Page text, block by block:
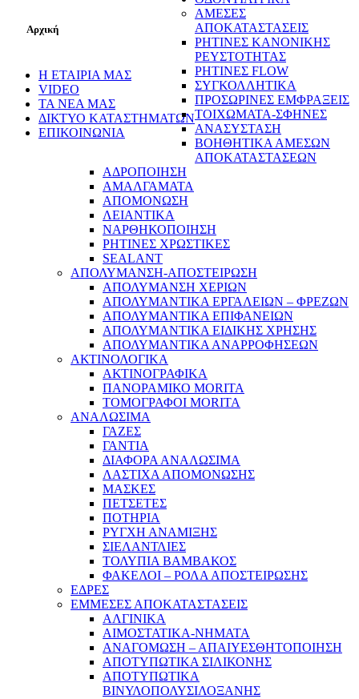
Αρχική
Η ΕΤΑΙΡΙΑ ΜΑΣ
VIDEO
ΤΑ ΝΕΑ ΜΑΣ
ΔΙΚΤΥΟ ΚΑΤΑΣΤΗΜΑΤΩΝ
ΕΠΙΚΟΙΝΩΝΙΑ
ΑΜΕΣΕΣ
ΑΠΟΚΑΤΑΣΤΑΣΕΙΣ
ΡΗΤΙΝΕΣ ΚΑΝΟΝΙΚΗΣ
ΡΕΥΣΤΟΤΗΤΑΣ
ΡΗΤΙΝΕΣ FLOW
ΣΥΓΚΟΛΛΗΤΙΚΑ
ΠΡΟΣΩΡΙΝΕΣ ΕΜΦΡΑΞΕΙΣ
ΤΟΙΧΩΜΑΤΑ-ΣΦΗΝΕΣ
ΑΝΑΣΥΣΤΑΣΗ
ΒΟΗΘΗΤΙΚΑ ΑΜΕΣΩΝ
ΑΠΟΚΑΤΑΣΤΑΣΕΩΝ
ΑΔΡΟΠΟΙΗΣΗ
ΑΜΑΛΓΑΜΑΤΑ
ΑΠΟΜΟΝΩΣΗ
ΛΕΙΑΝΤΙΚΑ
ΝΑΡΘΗΚΟΠΟΙΗΣΗ
ΡΗΤΙΝΕΣ ΧΡΩΣΤΙΚΕΣ
SEALANT
ΑΠΟΛΥΜΑΝΣΗ-ΑΠΟΣΤΕΙΡΩΣΗ
ΑΠΟΛΥΜΑΝΣΗ ΧΕΡΙΩΝ
ΑΠΟΛΥΜΑΝΤΙΚΑ ΕΡΓΑΛΕΙΩΝ – ΦΡΕΖΩΝ
ΑΠΟΛΥΜΑΝΤΙΚΑ ΕΠΙΦΑΝΕΙΩΝ
ΑΠΟΛΥΜΑΝΤΙΚΑ ΕΙΔΙΚΗΣ ΧΡΗΣΗΣ
ΑΠΟΛΥΜΑΝΤΙΚΑ ΑΝΑΡΡΟΦΗΣΕΩΝ
ΑΚΤΙΝΟΛΟΓΙΚΑ
ΑΚΤΙΝΟΓΡΑΦΙΚΑ
ΠΑΝΟΡΑΜΙΚΟ MORITA
ΤΟΜΟΓΡΑΦΟΙ MORITA
ΑΝΑΛΩΣΙΜΑ
ΓΑΖΕΣ
ΓΑΝΤΙΑ
ΔΙΑΦΟΡΑ ΑΝΑΛΩΣΙΜΑ
ΛΑΣΤΙΧΑ ΑΠΟΜΟΝΩΣΗΣ
ΜΑΣΚΕΣ
ΠΕΤΣΕΤΕΣ
ΠΟΤΗΡΙΑ
ΡΥΓΧΗ ΑΝΑΜΙΞΗΣ
ΣΙΕΛΑΝΤΛΙΕΣ
ΤΟΛΥΠΙΑ ΒΑΜΒΑΚΟΣ
ΦΑΚΕΛΟΙ – ΡΟΛΑ ΑΠΟΣΤΕΙΡΩΣΗΣ
ΕΔΡΕΣ
ΕΜΜΕΣΕΣ ΑΠΟΚΑΤΑΣΤΑΣΕΙΣ
ΑΛΓΙΝΙΚΑ
ΑΙΜΟΣΤΑΤΙΚΑ-ΝΗΜΑΤΑ
ΑΝΑΓΟΜΩΣΗ – ΑΠΑΙΥΕΣΘΗΤΟΠΟΙΗΣΗ
ΑΠΟΤΥΠΩΤΙΚΑ ΣΙΛΙΚΟΝΗΣ
ΑΠΟΤΥΠΩΤΙΚΑ
ΒΙΝΥΛΟΠΟΛΥΣΙΛΟΞΑΝΗΣ